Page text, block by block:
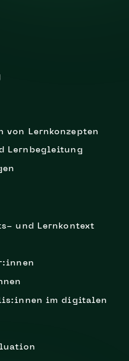
von Lernkonzepten
Lernbegleitung
und Lernkontext
im digitalen